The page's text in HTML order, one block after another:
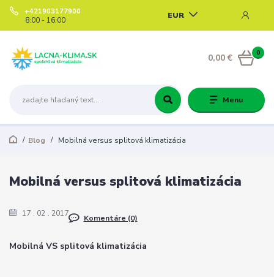
Menu
EUR
+421903177900
8:00 - 16:00
0
0,00 €
Blog Mobilná versus splitová klimatizácia
17 02 2017
Komentáre (0)
Mobilná versus splitová klimatizácia
Mobilná VS splitová klimatizácia